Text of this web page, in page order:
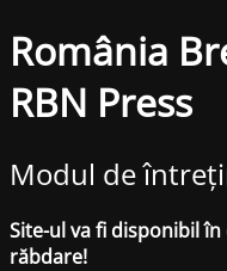
România
RBN Press
Modul de
Site-ul va fi disponibil
răbdare!